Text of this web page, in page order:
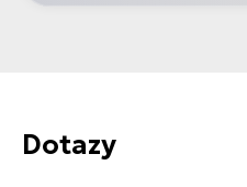
Dotazy